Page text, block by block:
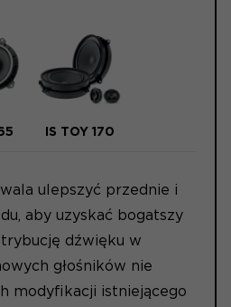
IS TOY 170
ulepszyć przednie i
aby uzyskać bogatszy
dźwięku w
głośników nie
modyfikacji istniejącego